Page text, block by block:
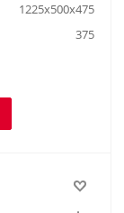
1225x500x475
375